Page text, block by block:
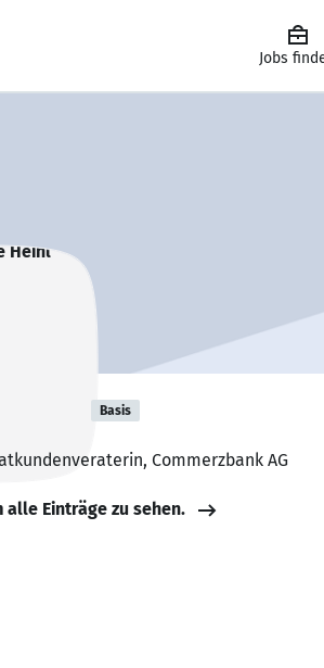
Jobs
Basis
Commerzbank AG
alle Einträge zu sehen.